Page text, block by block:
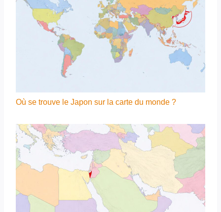
Où se trouve le Japon sur la carte du monde ?